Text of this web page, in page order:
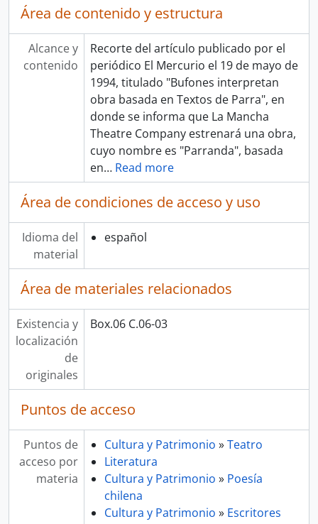
Área de contenido y estructura
Alcance y
contenido
Recorte del artículo publicado por el
periódico El Mercurio el 19 de mayo de
1994, titulado "Bufones interpretan
obra basada en Textos de Parra", en
donde se informa que La Mancha
Theatre Company estrenará una obra,
cuyo nombre es "Parranda", basada
en… Read more
Área de condiciones de acceso y uso
Idioma del
material
español
Área de materiales relacionados
Existencia y
localización
de
originales
Box.06 C.06-03
Puntos de acceso
Puntos de
acceso por
materia
Cultura y Patrimonio »Teatro
Literatura
Cultura y Patrimonio » Poesía
chilena
Cultura y Patrimonio » Escritores